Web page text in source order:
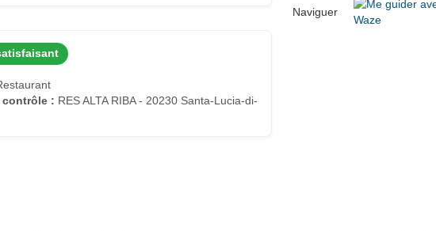
contrôle : RES ALTA RIBA - 20230 Santa-Lucia-di-
Naviguer